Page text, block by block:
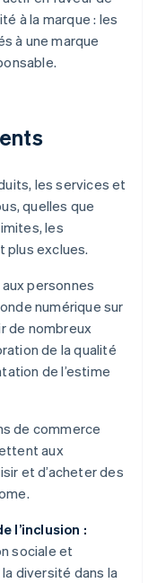
à la marque : les
à une marque
les services et
quelles que
les
plus exclues.
personnes
numérique sur
de nombreux
de la qualité
de l’estime
de commerce
aux
et d’acheter des
l’inclusion :
sociale et
diversité dans la